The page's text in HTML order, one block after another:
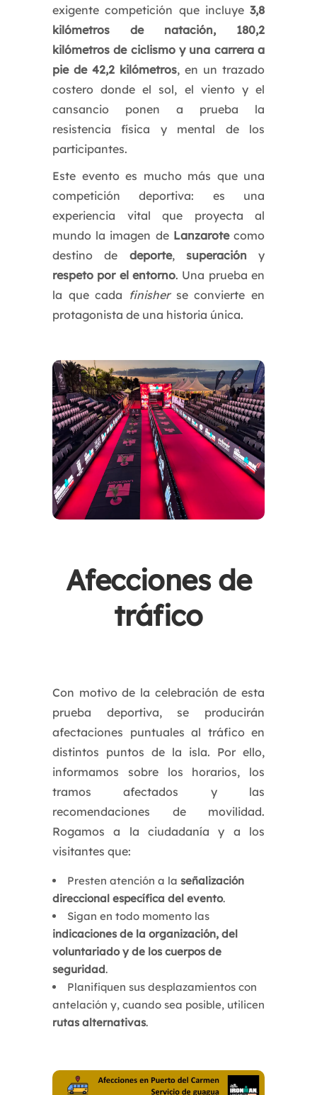
exigente competición que incluye 3,8
kilómetros de natación, 180,2
kilómetros de ciclismo y una carrera a
pie de 42,2 kilómetros, en un trazado
costero donde el sol, el viento y el
cansancio ponen a prueba la
resistencia física y mental de los
participantes.
Este evento es mucho más que una
competición deportiva: es una
experiencia vital que proyecta al
mundo la imagen de Lanzarotecomo
destino de deporte, superación y
respeto por el entorno. Una prueba en
la que cada finisher se convierte en
protagonista de una historia única.
Afecciones de
tráfico
Con motivo de la celebración de esta
prueba deportiva, se producirán
afectaciones puntuales al tráfico en
distintos puntos de la isla. Por ello,
informamos sobre los horarios, los
tramos afectados y las
recomendaciones de movilidad.
Rogamos a la ciudadanía y a los
visitantes que:
Presten atención a la señalización
direccional específica del evento.
Sigan en todo momento las
indicaciones de la organización, del
voluntariado y de los cuerpos de
seguridad.
Planifiquen sus desplazamientos con
antelación y, cuando sea posible, utilicen
rutas alternativas.